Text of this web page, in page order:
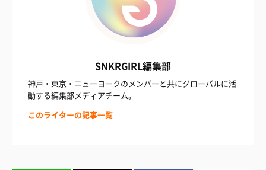
SNKRGIRL編集部
神戸・東京・ニューヨークのメンバーと共にグローバルに活
動する編集部メディアチーム。
このライターの記事一覧